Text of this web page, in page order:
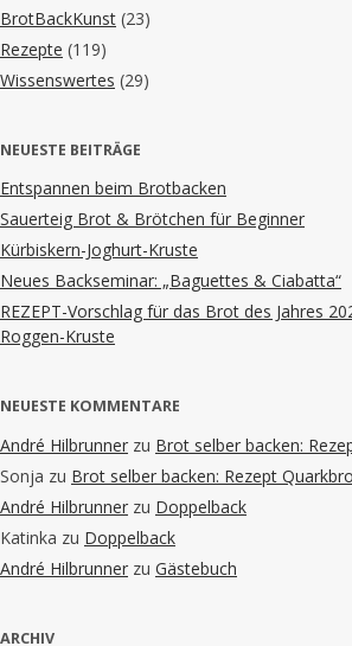
BrotBackKunst (23)
Rezepte (119)
Wissenswertes (29)
NEUESTE BEITRÄGE
Entspannen beim Brotbacken
Sauerteig Brot & Brötchen für Beginner
Kürbiskern-Joghurt-Kruste
Neues Backseminar: „Baguettes & Ciabatta“
REZEPT-Vorschlag für das Brot des Jahres
Roggen-Kruste
NEUESTE KOMMENTARE
André Hilbrunner zu Brot selber backen:
Sonja zu Brot selber backen: Rezept
André Hilbrunner zu Doppelback
Katinka zu Doppelback
André Hilbrunner zu Gästebuch
ARCHIV